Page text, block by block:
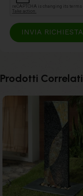
INVIA RICHIESTA
Prodotti Correlati